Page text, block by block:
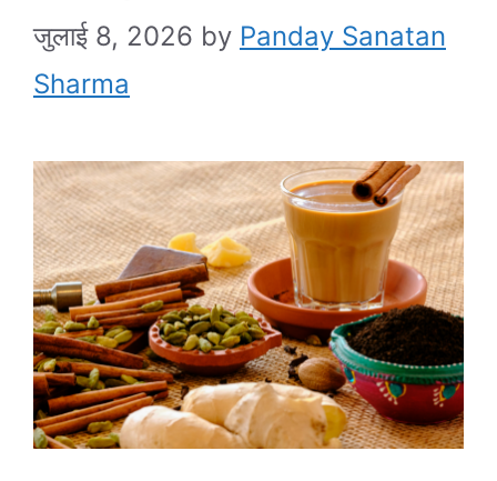
जुलाई 8, 2026 by Panday Sanatan
Sharma